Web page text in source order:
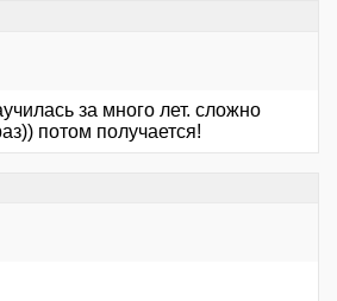
за много лет. сложно
потом получается!